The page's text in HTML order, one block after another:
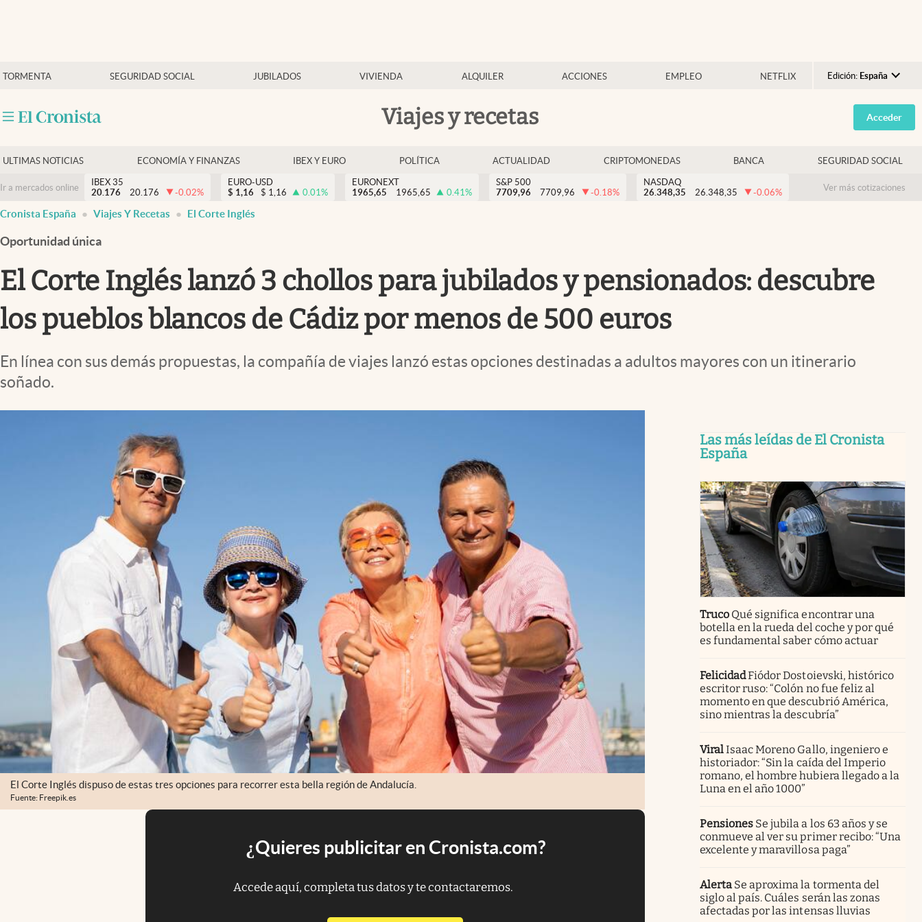
TORMENTA SEGURIDAD SOCIAL JUBILADOS VIVIENDA ALQUILER ACCIONES EMPLEO NETFLIX Edición: España
Argentina
España
USA
Colombia
Viajes y recetas
Economía y finanzas
Criptomonedas
Acceder
ULTIMAS NOTICIAS ECONOMÍA Y FINANZAS IBEX Y EURO POLÍTICA ACTUALIDAD CRIPTOMONEDAS BANCA SEGURIDAD SOCIAL
Ir a mercados online
IBEX 35
20.176
20.176 -0.02%
EURO-USD
$ 1,16 $ 1,16 0.01%
EURONEXT
1965,65
1965,65 0.41%
S&P 500
7709,96
7709,96 -0.18%
NASDAQ
26.348,35
26.348,35 -0.06% Ver más cotizaciones
Cronista España Viajes Y Recetas El Corte Inglés
Oportunidad única
El Corte Inglés lanzó 3 chollos para jubilados y pensionados: descubre
los pueblos blancos de Cádiz por menos de 500 euros
En línea con sus demás propuestas, la compañía de viajes lanzó estas opciones destinadas a adultos mayores con un itinerario
soñado.
El Corte Inglés dispuso de estas tres opciones para recorrer esta bella región de Andalucía.
Fuente: Freepik.es
¿Quieres publicitar en Cronista.com?
Accede aquí, completa tus datos y te contactaremos.
Las más leídas de El Cronista
España
Truco Qué significa encontrar una
botella en la rueda del coche y por qué
es fundamental saber cómo actuar
FelicidadFiódor Dostoievski, histórico
escritor ruso: “Colón no fue feliz al
momento en que descubrió América,
sino mientras la descubría”
ViralIsaac Moreno Gallo, ingeniero e
historiador: “Sin la caída del Imperio
romano, el hombre hubiera llegado a la
Luna en el año 1000”
Pensiones Se jubila a los 63 años y se
conmueve al ver su primer recibo: “Una
excelente y maravillosa paga”
Alerta Se aproxima la tormenta del
siglo al país. Cuáles serán las zonas
afectadas por las intensas lluvias